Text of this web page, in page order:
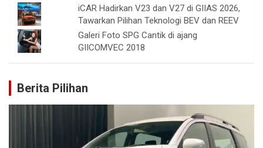
iCAR Hadirkan V23 dan V27 di GIIAS 2026,
Tawarkan Pilihan Teknologi BEV dan REEV
Galeri Foto SPG Cantik di ajang
GIICOMVEC 2018
Berita Pilihan